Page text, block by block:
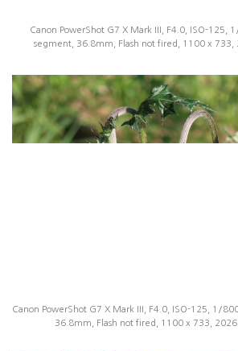
Canon PowerShot G7 X Mark III, F4.0, ISO-125,
segment, 36.8mm, Flash not fired, 1100 x 733,
Canon PowerShot G7 X Mark III, F4.0, ISO-125, 1/
36.8mm, Flash not fired, 1100 x 733,